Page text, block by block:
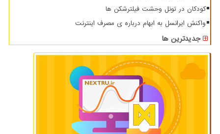
کودکان در تونل وحشت فیلترشکن ها
واکنش ایرانسل به ابهام درباره ی مصرف اینترنت
جدیدترین ها